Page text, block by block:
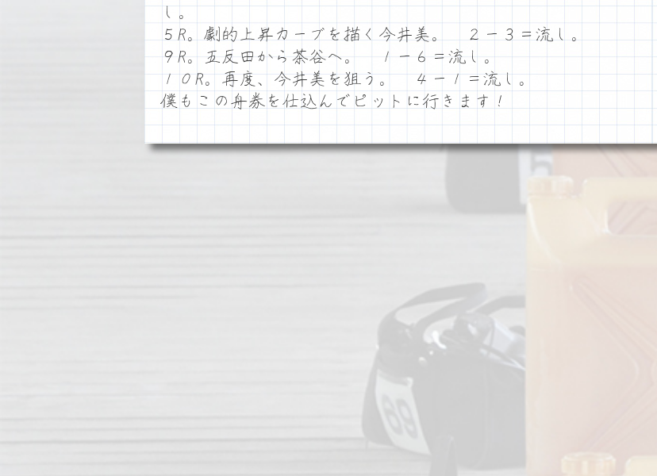
し。
５R。劇的上昇カーブを描く今井美。 ２ー３＝流し。
９R。五反田から茶谷へ。 １ー６＝流し。
１０R。再度、今井美を狙う。 ４ー１＝流し。
僕もこの舟券を仕込んでピットに行きます！